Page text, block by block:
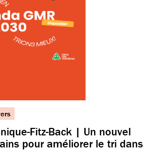
Fitz-Back | Un nouvel
pour améliorer le tri dans